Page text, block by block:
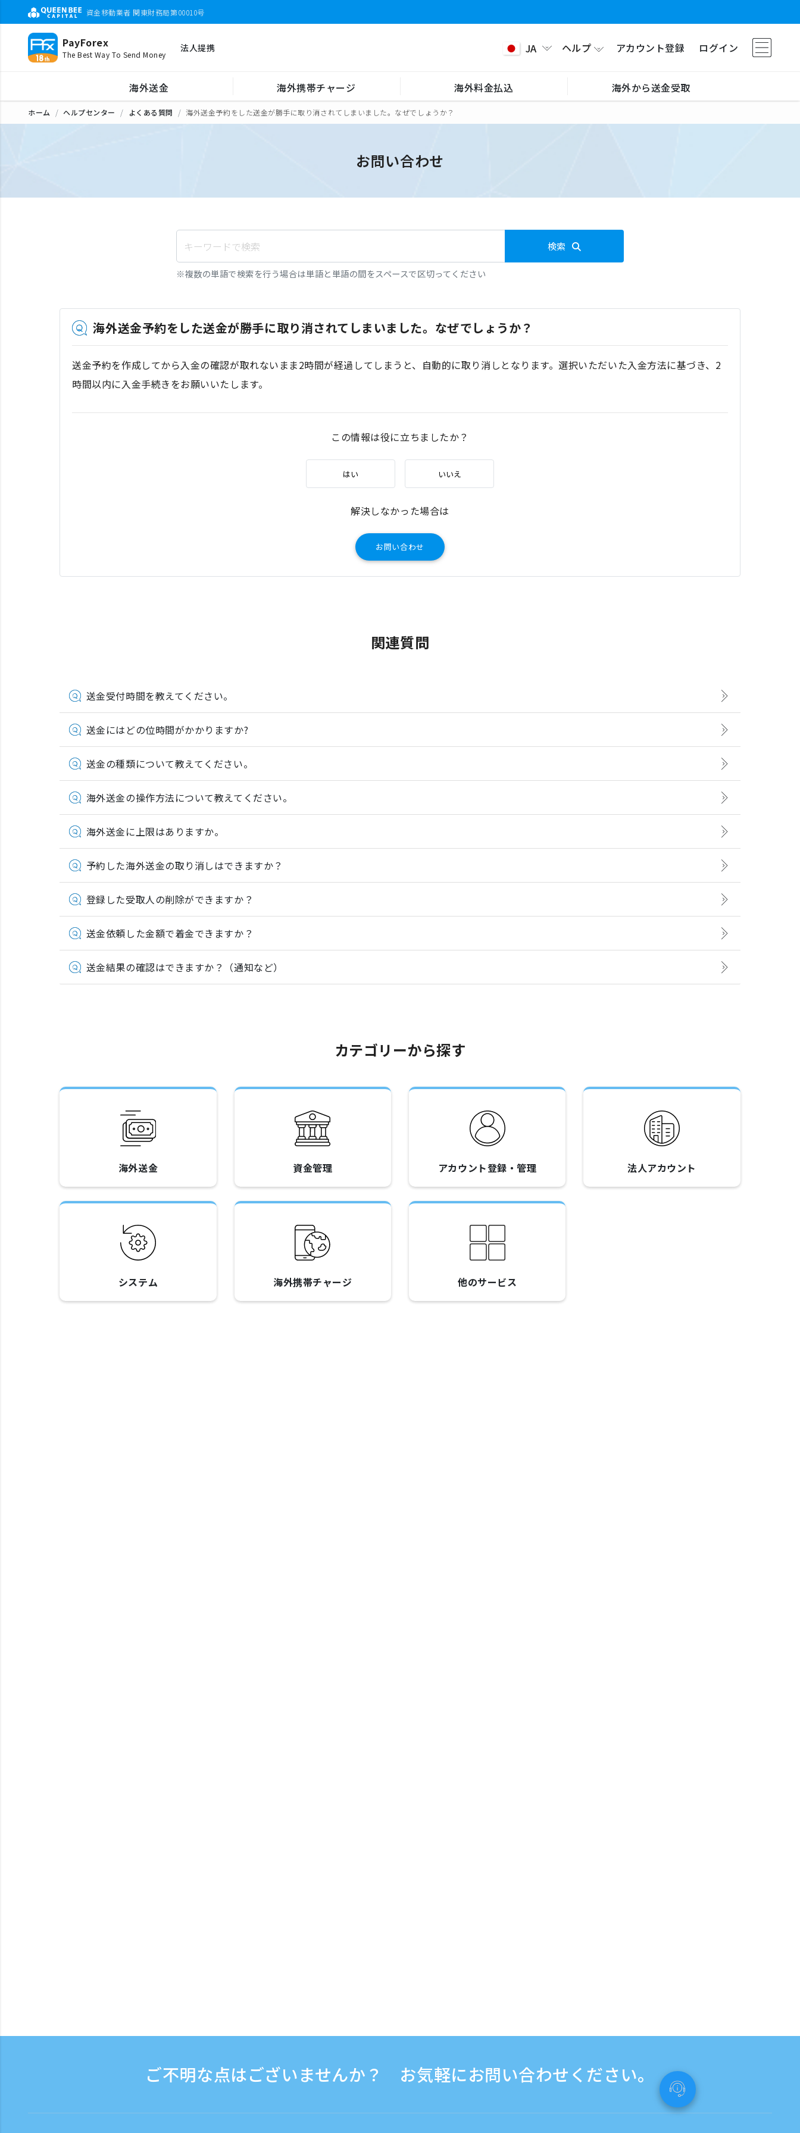
資金移動業者 関東財務局第00010号
PayForex
The Best Way To Send Money
法人提携 JA ヘルプ アカウント登録 ログイン
海外送金 海外携帯チャージ 海外料金払込 海外から送金受取
ホーム ヘルプセンター よくある質問 海外送金予約をした送金が勝手に取り消されてしまいました。なぜでしょうか？
お問い合わせ
検索
※複数の単語で検索を行う場合は単語と単語の間をスペースで区切ってください
海外送金予約をした送金が勝手に取り消されてしまいました。なぜでしょうか？
送金予約を作成してから入金の確認が取れないまま2時間が経過してしまうと、自動的に取り消しとなります。選択いただいた入金方法に基づき、2
時間以内に入金手続きをお願いいたします。
この情報は役に立ちましたか？
はい いいえ
解決しなかった場合は
お問い合わせ
関連質問
送金受付時間を教えてください。
送金にはどの位時間がかかりますか?
送金の種類について教えてください。
海外送金の操作方法について教えてください。
海外送金に上限はありますか。
予約した海外送金の取り消しはできますか？
登録した受取人の削除ができますか？
送金依頼した金額で着金できますか？
送金結果の確認はできますか？（通知など）
カテゴリーから探す
海外送金 資金管理 アカウント登録・管理 法人アカウント
システム 海外携帯チャージ 他のサービス
ご不明な点はございませんか？ お気軽にお問い合わせください。